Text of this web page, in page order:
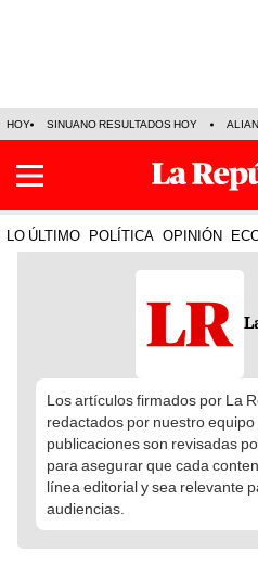
HOY SINUANO RESULTADOS HOY
LO ÚLTIMO POLÍTICA OPINIÓN
Los artículos firmados por La
redactados por nuestro
publicaciones son revisadas
para asegurar que cada
línea editorial y sea relevante
audiencias.